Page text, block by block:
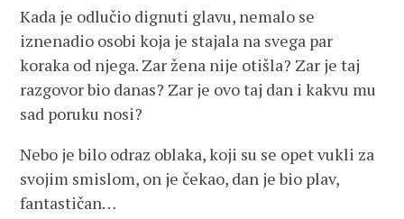
Kada je odlučio dignuti glavu, nemalo se
iznenadio osobi koja je stajala na svega par
koraka od njega. Zar žena nije otišla? Zar je taj
razgovor bio danas? Zar je ovo taj dan i kakvu mu
sad poruku nosi?
Nebo je bilo odraz oblaka, koji su se opet vukli za
svojim smislom, on je čekao, dan je bio plav,
fantastičan…